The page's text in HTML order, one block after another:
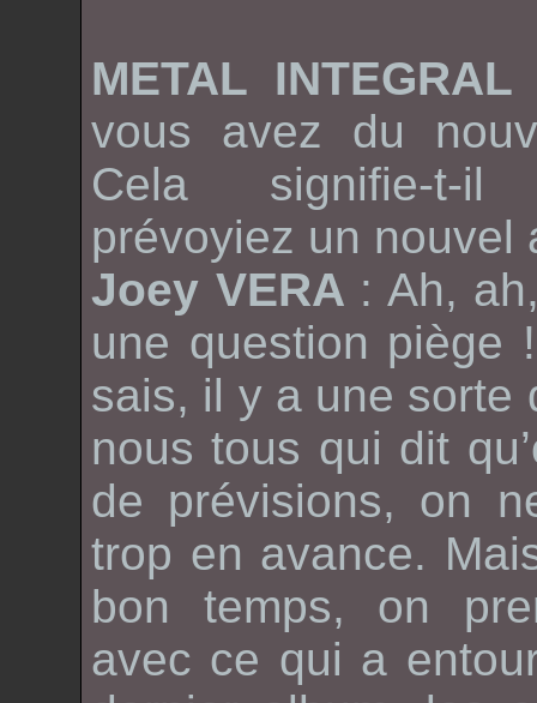
METAL INTEGRAL
vous avez du
Cela signifie-t-
prévoyiez un nouvel
Joey VERA : Ah,
une question piège
sais, il y a une sorte
nous tous qui dit
de prévisions, on
trop en avance.
bon temps, on
avec ce qui a